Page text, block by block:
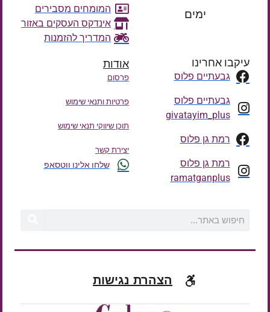
ימים
המומחים מסבירים
אינדקס העסקים באזור
המדריך להזמנות
עיקבו אחרינו
גבעתיים פלוס
גבעתיים פלוס
givatayim_plus
רמת גן פלוס
רמת גן פלוס
ramatganplus
אודות
פרסום
פרטיות ותנאי שימוש
תוכן שיווקי תנאי שימוש
יצירת קשר
שלחו אלינו ווטסאפ
הצהרת נגישות